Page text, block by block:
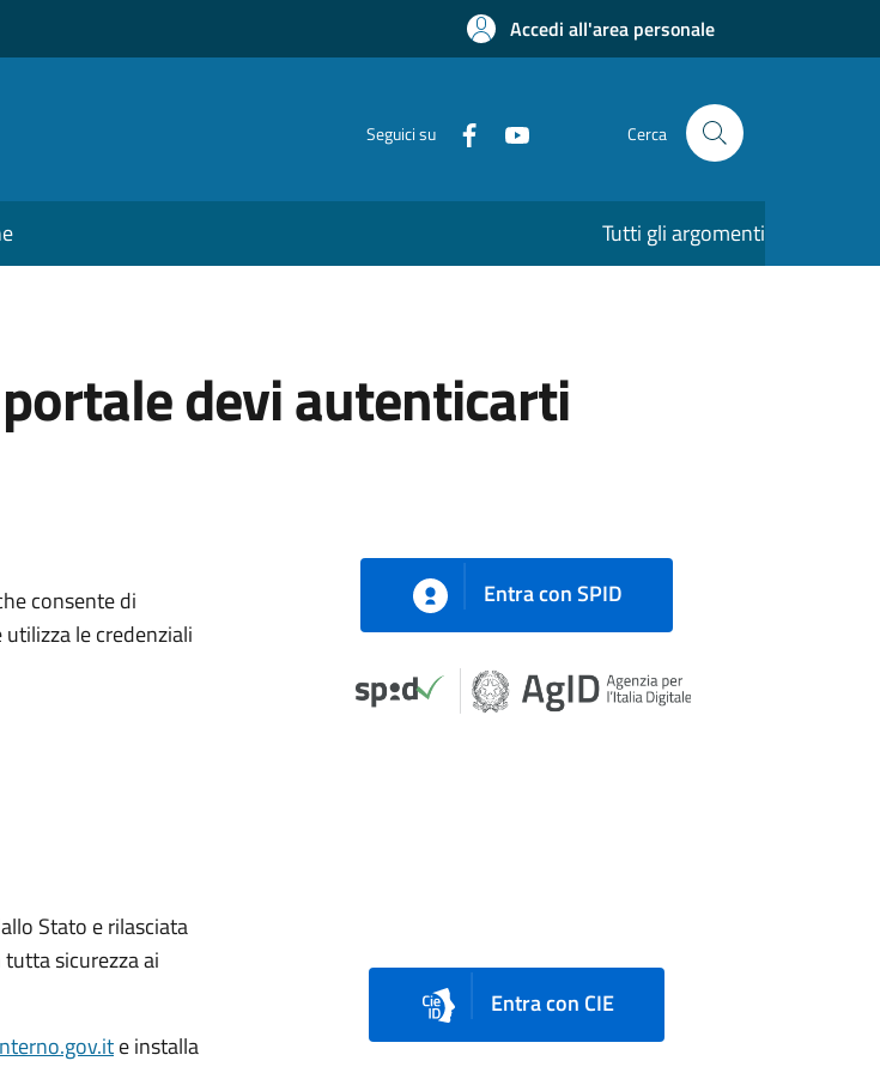
Accedi all'area personale
Seguici su Cerca
Tutti gli argomenti
devi autenticarti
consente di
le credenziali
Entra con SPID
Stato e rilasciata
sicurezza ai
e installa
Entra con CIE